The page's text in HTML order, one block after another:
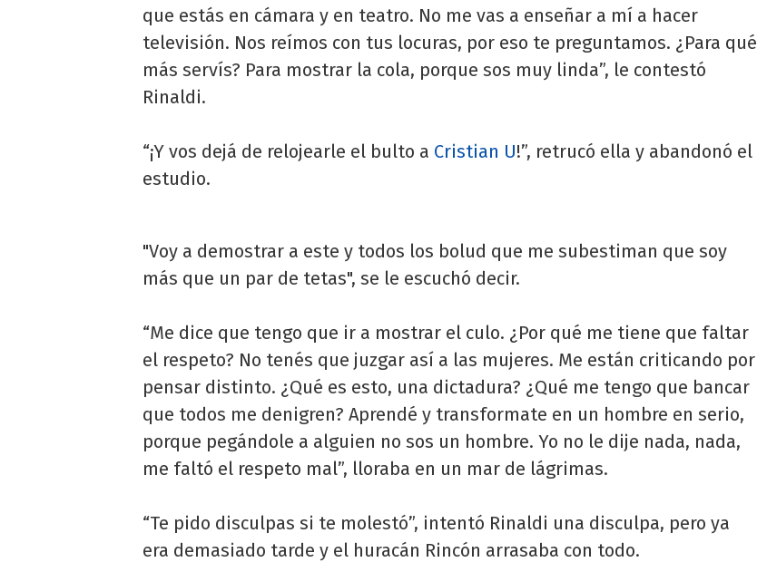
que estás en cámara y en teatro. No me vas a enseñar a mí a hacer
televisión. Nos reímos con tus locuras, por eso te preguntamos. ¿Para qué
más servís? Para mostrar la cola, porque sos muy linda”, le contestó
Rinaldi.
“¡Y vos dejá de relojearle el bulto a Cristian U!”, retrucó ella y abandonó el
estudio.
"Voy a demostrar a este y todos los bolud que me subestiman que soy
más que un par de tetas", se le escuchó decir.
“Me dice que tengo que ir a mostrar el culo. ¿Por qué me tiene que faltar
el respeto? No tenés que juzgar así a las mujeres. Me están criticando por
pensar distinto. ¿Qué es esto, una dictadura? ¿Qué me tengo que bancar
que todos me denigren? Aprendé y transformate en un hombre en serio,
porque pegándole a alguien no sos un hombre. Yo no le dije nada, nada,
me faltó el respeto mal”, lloraba en un mar de lágrimas.
“Te pido disculpas si te molestó”, intentó Rinaldi una disculpa, pero ya
era demasiado tarde y el huracán Rincón arrasaba con todo.